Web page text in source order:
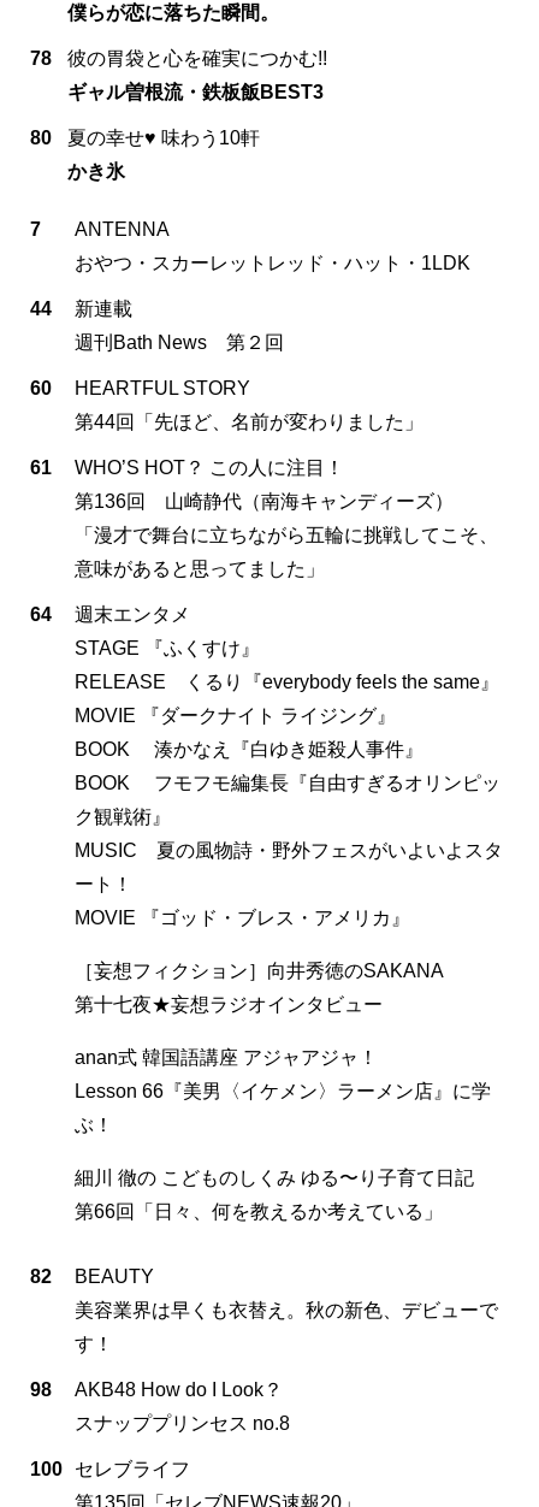
僕らが恋に落ちた瞬間。
78
彼の胃袋と心を確実につかむ!!
ギャル曽根流・鉄板飯BEST3
80
夏の幸せ♥ 味わう10軒
かき氷
7
ANTENNA
おやつ・スカーレットレッド・ハット・1LDK
44
新連載
週刊Bath News 第２回
60
HEARTFUL STORY
第44回「先ほど、名前が変わりました」
61
WHO’S HOT？ この人に注目！
第136回 山崎静代（南海キャンディーズ）
「漫才で舞台に立ちながら五輪に挑戦してこそ、
意味があると思ってました」
64
週末エンタメ
STAGE 『ふくすけ』
RELEASE くるり『everybody feels the same』
MOVIE 『ダークナイト ライジング』
BOOK 湊かなえ『白ゆき姫殺人事件』
BOOK フモフモ編集長『自由すぎるオリンピッ
ク観戦術』
MUSIC 夏の風物詩・野外フェスがいよいよスタ
ート！
MOVIE 『ゴッド・ブレス・アメリカ』
［妄想フィクション］向井秀徳のSAKANA
第十七夜★妄想ラジオインタビュー
anan式 韓国語講座 アジャアジャ！
Lesson 66『美男〈イケメン〉ラーメン店』に学
ぶ！
細川 徹の こどものしくみ ゆる〜り子育て日記
第66回「日々、何を教えるか考えている」
82
BEAUTY
美容業界は早くも衣替え。秋の新色、デビューで
す！
98
AKB48 How do I Look？
スナッププリンセス no.8
100
セレブライフ
第135回「セレブNEWS速報20」